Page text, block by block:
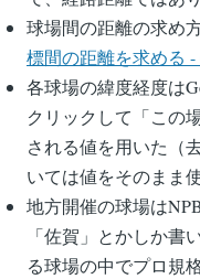
球場間の距離の求め
標間の距離を求める -
各球場の緯度経度は
クリックして「この
される値を用いた（
いては値をそのまま使
地方開催の球場は
「佐賀」とかしか書
る球場の中でプロ規